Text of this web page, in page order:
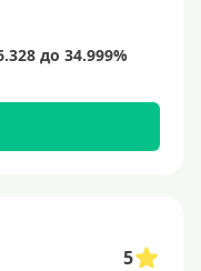
5